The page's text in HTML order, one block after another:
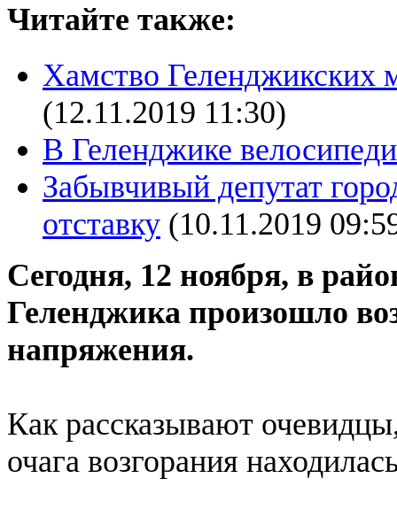
Читайте также:
Хамство Геленджикских
(12.11.2019 11:30)
В Геленджике
Забывчивый депутат
отставку (10.11.2019
Сегодня, 12 ноября, в
Геленджика произошло
напряжения.
Как рассказывают
очага возгорания